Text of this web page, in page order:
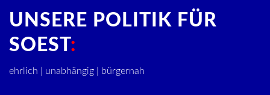
UNSERE POLITIK FÜR
SOEST
ehrlich | unabhängig | bürgernah